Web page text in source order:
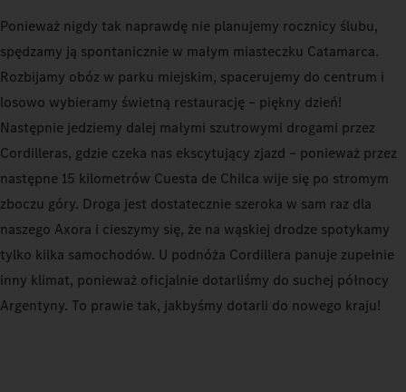
Ponieważ nigdy tak naprawdę nie planujemy rocznicy ślubu,
spędzamy ją spontanicznie w małym miasteczku Catamarca.
Rozbijamy obóz w parku miejskim, spacerujemy do centrum i
losowo wybieramy świetną restaurację – piękny dzień!
Następnie jedziemy dalej małymi szutrowymi drogami przez
Cordilleras, gdzie czeka nas ekscytujący zjazd – ponieważ przez
następne 15 kilometrów Cuesta de Chilca wije się po stromym
zboczu góry. Droga jest dostatecznie szeroka w sam raz dla
naszego Axora i cieszymy się, że na wąskiej drodze spotykamy
tylko kilka samochodów. U podnóża Cordillera panuje zupełnie
inny klimat, ponieważ oficjalnie dotarliśmy do suchej północy
Argentyny. To prawie tak, jakbyśmy dotarli do nowego kraju!